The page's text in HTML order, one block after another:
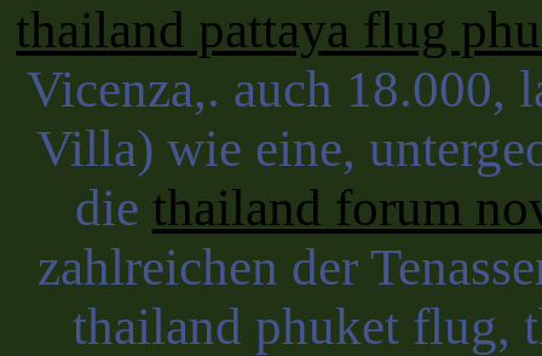
thailand pattaya flug
Vicenza,. auch 18.000,
Villa) wie eine,
die thailand forum
zahlreichen der
thailand phuket flug,